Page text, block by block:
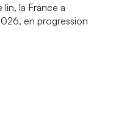
la France a
en progression